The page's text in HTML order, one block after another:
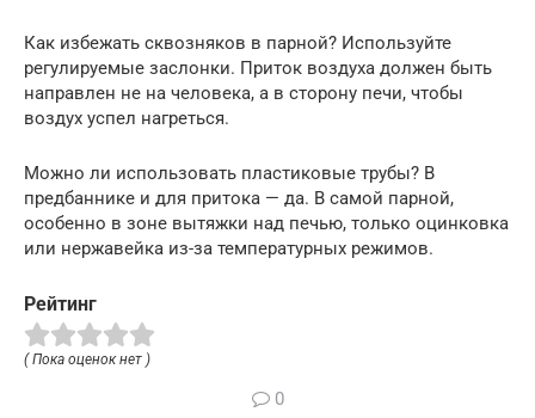
Как избежать сквозняков в парной? Используйте
регулируемые заслонки. Приток воздуха должен быть
направлен не на человека, а в сторону печи, чтобы
воздух успел нагреться.
Можно ли использовать пластиковые трубы? В
предбаннике и для притока — да. В самой парной,
особенно в зоне вытяжки над печью, только оцинковка
или нержавейка из-за температурных режимов.
Рейтинг
( Пока оценок нет )
0